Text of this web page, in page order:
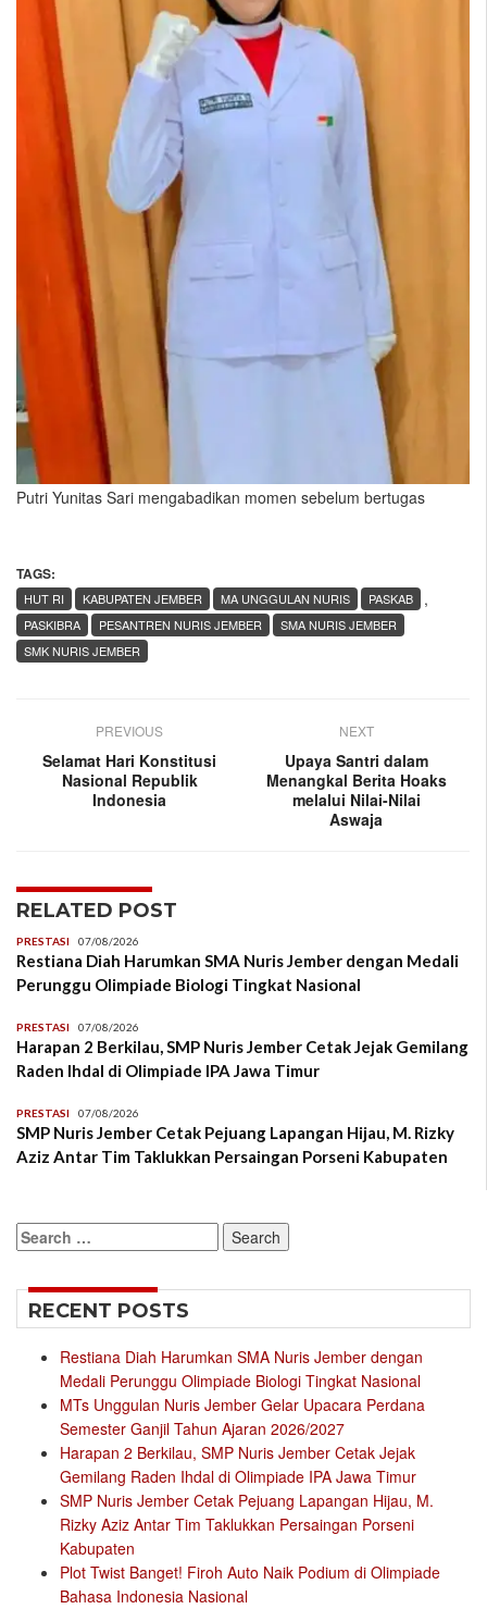
Putri Yunitas Sari mengabadikan momen sebelum bertugas
TAGS:
,
HUT RI KABUPATEN JEMBER MA UNGGULAN NURIS
PASKAB
PASKIBRA
PESANTREN NURIS JEMBER
SMA NURIS JEMBER
SMK NURIS JEMBER
PREVIOUS
Selamat Hari Konstitusi
Nasional Republik
Indonesia
NEXT
Upaya Santri dalam
Menangkal Berita Hoaks
melalui Nilai-Nilai
Aswaja
RELATED POST
PRESTASI 07/08/2026
Restiana Diah Harumkan SMA Nuris Jember dengan Medali
Perunggu Olimpiade Biologi Tingkat Nasional
PRESTASI 07/08/2026
Harapan 2 Berkilau, SMP Nuris Jember Cetak Jejak Gemilang
Raden Ihdal di Olimpiade IPA Jawa Timur
PRESTASI 07/08/2026
SMP Nuris Jember Cetak Pejuang Lapangan Hijau, M. Rizky
Aziz Antar Tim Taklukkan Persaingan Porseni Kabupaten
Search
for:
RECENT POSTS
Restiana Diah Harumkan SMA Nuris Jember dengan
Medali Perunggu Olimpiade Biologi Tingkat Nasional
MTs Unggulan Nuris Jember Gelar Upacara Perdana
Semester Ganjil Tahun Ajaran 2026/2027
Harapan 2 Berkilau, SMP Nuris Jember Cetak Jejak
Gemilang Raden Ihdal di Olimpiade IPA Jawa Timur
SMP Nuris Jember Cetak Pejuang Lapangan Hijau, M.
Rizky Aziz Antar Tim Taklukkan Persaingan Porseni
Kabupaten
Plot Twist Banget! Firoh Auto Naik Podium di Olimpiade
Bahasa Indonesia Nasional